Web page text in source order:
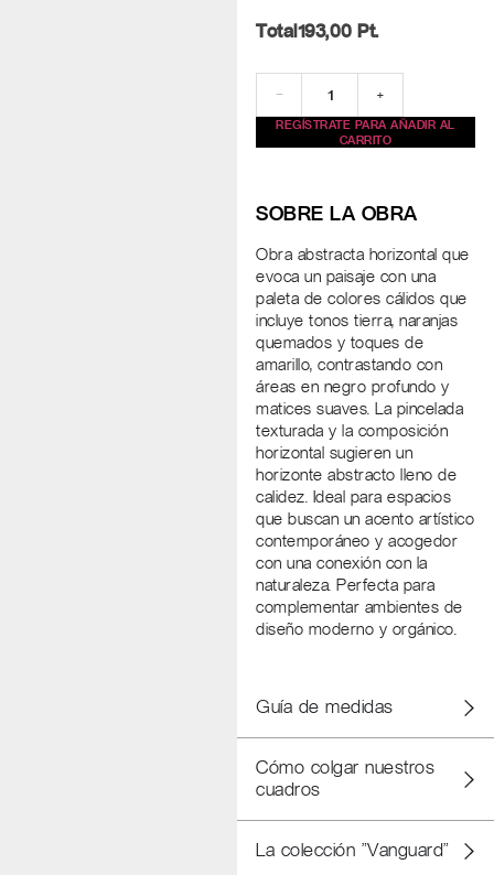
Total193,00 Pt.
− +
REGÍSTRATE PARA AÑADIR AL
CARRITO
SOBRE LA OBRA
Obra abstracta horizontal que
evoca un paisaje con una
paleta de colores cálidos que
incluye tonos tierra, naranjas
quemados y toques de
amarillo, contrastando con
áreas en negro profundo y
matices suaves. La pincelada
texturada y la composición
horizontal sugieren un
horizonte abstracto lleno de
calidez. Ideal para espacios
que buscan un acento artístico
contemporáneo y acogedor
con una conexión con la
naturaleza. Perfecta para
complementar ambientes de
diseño moderno y orgánico.
Guía de medidas
Cómo colgar nuestros
cuadros
La colección "Vanguard"